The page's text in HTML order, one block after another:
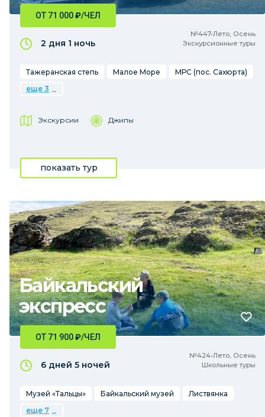
№447•Лето, Осень
Экскурсионные туры
ОТ 71 000₽/ЧЕЛ
2 дня 1 ночь
Тажеранская степь Малое Море
МРС (пос. Сахюрта)
еще 3
Экскурсии Джипы
показать тур
Байкальский
экспресс
№424•Лето, Осень
Школьные туры
ОТ 71 900₽/ЧЕЛ
6 дней 5 ночей
Музей «Тальцы» Байкальский музей
Листвянка
еще 7